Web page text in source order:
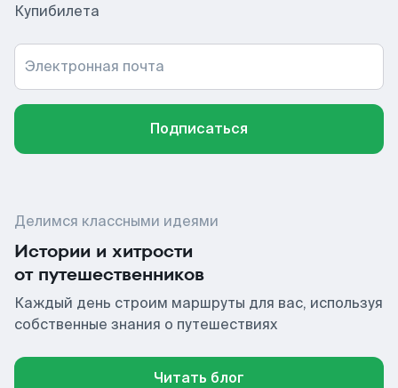
Купибилета
Электронная почта
Подписаться
Делимся классными идеями
Истории и хитрости
от путешественников
Каждый день строим маршруты для вас, используя
собственные знания о путешествиях
Читать блог